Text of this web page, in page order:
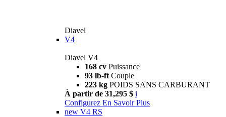
Diavel
V4
Diavel V4
168 cv Puissance
93 lb-ft Couple
223 kg POIDS SANS CARBURANT
À partir de 31,295 $ i
Configurez En Savoir Plus
new V4 RS